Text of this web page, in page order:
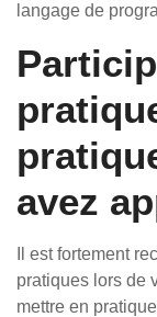
langage de
avez
Il est fortement
pratiques lors de
mettre en